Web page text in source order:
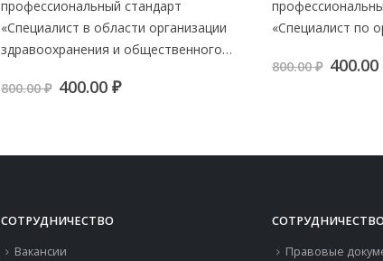
профессиональный стандарт
«Специалист в области организации
здравоохранения и общественного…
800.00₽ Первоначальная
400.00₽Текущая
«Специалист по
800.00₽ 400.00
СОТРУДНИЧЕСТВО
Вакансии
Правовые